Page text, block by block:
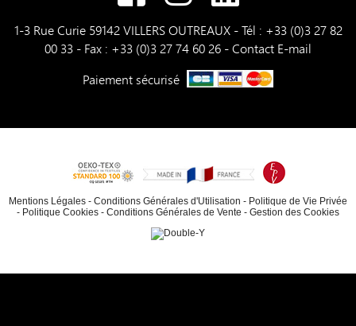
1-3 Rue Curie 59142 VILLERS OUTREAUX - Tél : +33 (0)3 27 82
00 33 - Fax : +33 (0)3 27 74 60 26 -Contact E-mail
Paiement sécurisé
Mentions Légales - Conditions Générales d'Utilisation - Politique de Vie Privée
- Politique Cookies - Conditions Générales de Vente - Gestion des Cookies